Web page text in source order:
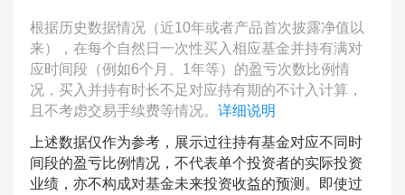
根据历史数据情况（近10年或者产品首次披露净值以
来），在每个自然日一次性买入相应基金并持有满对
应时间段（例如6个月、1年等）的盈亏次数比例情
况，买入并持有时长不足对应持有期的不计入计算，
且不考虑交易手续费等情况。 详细说明
上述数据仅作为参考，展示过往持有基金对应不同时
间段的盈亏比例情况，不代表单个投资者的实际投资
业绩，亦不构成对基金未来投资收益的预测。即使过